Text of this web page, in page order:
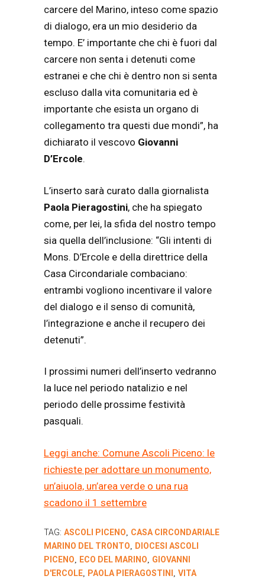
carcere del Marino, inteso come spazio
di dialogo, era un mio desiderio da
tempo. E’ importante che chi è fuori dal
carcere non senta i detenuti come
estranei e che chi è dentro non si senta
escluso dalla vita comunitaria ed è
importante che esista un organo di
collegamento tra questi due mondi”, ha
dichiarato il vescovo Giovanni
D’Ercole.
L’inserto sarà curato dalla giornalista
Paola Pieragostini, che ha spiegato
come, per lei, la sfida del nostro tempo
sia quella dell’inclusione: “Gli intenti di
Mons. D’Ercole e della direttrice della
Casa Circondariale combaciano:
entrambi vogliono incentivare il valore
del dialogo e il senso di comunità,
l’integrazione e anche il recupero dei
detenuti”.
I prossimi numeri dell’inserto vedranno
la luce nel periodo natalizio e nel
periodo delle prossime festività
pasquali.
Leggi anche: Comune Ascoli Piceno: le
richieste per adottare un monumento,
un’aiuola, un’area verde o una rua
scadono il 1 settembre
TAG: ASCOLI PICENO, CASA CIRCONDARIALE
MARINO DEL TRONTO, DIOCESI ASCOLI
PICENO, ECO DEL MARINO, GIOVANNI
D'ERCOLE, PAOLA PIERAGOSTINI , VITA